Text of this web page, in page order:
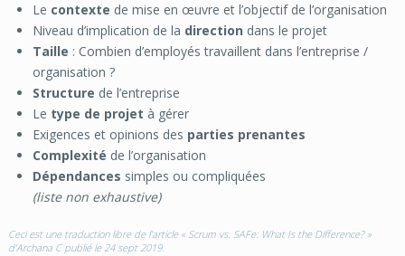
Le contexte de mise en œuvre et l’objectif de l’organisation
Niveau d’implication de la direction dans le projet
Taille : Combien d’employés travaillent dans l’entreprise /
organisation ?
Structure de l’entreprise
Le type de projet à gérer
Exigences et opinions des parties prenantes
Complexité de l’organisation
Dépendances simples ou compliquées
(liste non exhaustive)
Ceci est une traduction libre de l’article « Scrum vs. SAFe: What Is the Difference?»
d’Archana Cpublié le 24 sept 2019.